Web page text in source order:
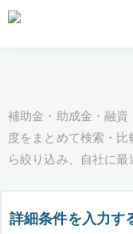
補助金・助成金・融資
度をまとめて検索・
ら絞り込み、自社に最
詳細条件を入力す